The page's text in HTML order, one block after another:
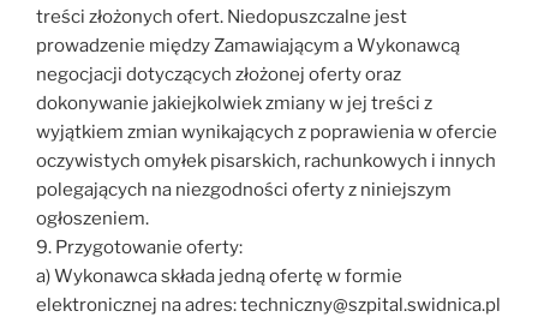
treści złożonych ofert. Niedopuszczalne jest
prowadzenie między Zamawiającym a Wykonawcą
negocjacji dotyczących złożonej oferty oraz
dokonywanie jakiejkolwiek zmiany w jej treści z
wyjątkiem zmian wynikających z poprawienia w ofercie
oczywistych omyłek pisarskich, rachunkowych i innych
polegających na niezgodności oferty z niniejszym
ogłoszeniem.
9. Przygotowanie oferty:
a) Wykonawca składa jedną ofertę w formie
elektronicznej na adres: techniczny@szpital.swidnica.pl